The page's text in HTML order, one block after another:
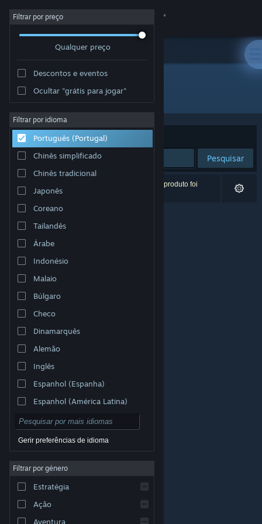
Iniciar sessão
Sobre
Apoio
Alterar idioma
Instala a app móvel do Steam
Ver versão para computadores
© Valve Corporation. Todos os direitos reservados.
respetivos proprietários nos E.U.A. e outros países.
Acessibilidade
Reembolsos|Cookies
Filtrar por preço
Qualquer preço
Descontos e eventos
Ocultar "grátis para jogar"
Filtrar por idioma
Português (Portugal)
Chinês simplificado
Chinês tradicional
Japonês
Coreano
Tailandês
Árabe
Indonésio
Malaio
Búlgaro
Checo
Dinamarquês
Alemão
Inglês
Espanhol (Espanha)
Espanhol (América Latina)
Gerir preferências de idioma
Filtrar por género
Estratégia
Ação
Aventura
Editora: Hazy mist Studio
Ordenar por Relevância
Pesquisar
0 resultados correspondentes à tua pesquisa. 1 produto foi
excluído com base nas tuas preferências.